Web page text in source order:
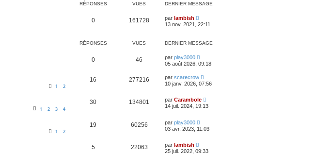
RÉPONSES VUES DERNIER MESSAGE
0 161728 par lambish
13 nov. 2021, 22:11
RÉPONSES VUES DERNIER MESSAGE
0 46 par play3000
05 août 2026, 09:18
1 2
16 277216 par scarecrow
10 janv. 2026, 07:56
1 2 3 4
30 134801 par Carambole
14 juil. 2024, 19:13
1 2
19 60256 par play3000
03 avr. 2023, 11:03
5 22063 par lambish
25 juil. 2022, 09:33